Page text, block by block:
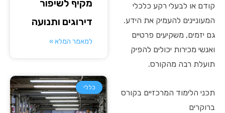
קודם או לבעלי רקע כלכלי
המעוניינים להעמיק את הידע.
גם יזמים, משקיעים פרטיים
ואנשי מכירות יכולים להפיק
תועלת רבה מהקורס.
תכני הלימוד המרכזיים בקורס
ברוקרים
מקיף לשיפור
דירוגים ותנועה
למאמר המלא »
כללי